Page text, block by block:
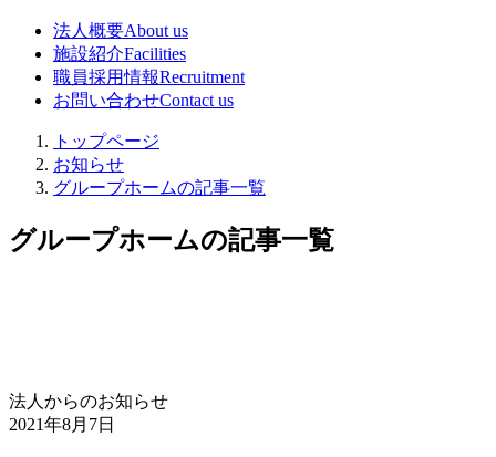
法人概要About us
施設紹介Facilities
職員採用情報Recruitment
お問い合わせContact us
トップページ
お知らせ
グループホームの記事一覧
グループホームの記事一覧
法人からのお知らせ
2021年8月7日